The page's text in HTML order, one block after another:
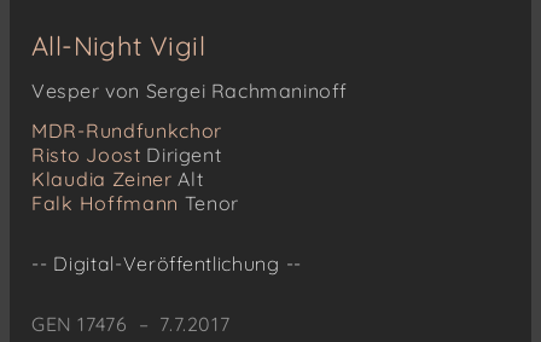
All-Night Vigil
Vesper von Sergei Rachmaninoff
MDR-Rundfunkchor
Risto Joost Dirigent
Klaudia Zeiner Alt
Falk Hoffmann Tenor
-- Digital-Veröffentlichung --
GEN 17476 – 7.7.2017